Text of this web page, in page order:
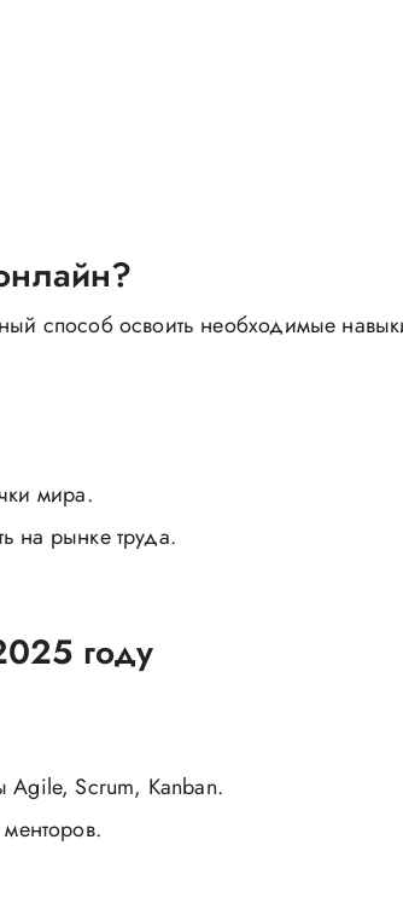
способ освоить необходимые
мира.
на рынке труда.
году
Scrum, Kanban.